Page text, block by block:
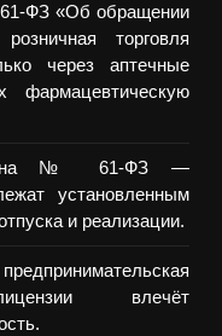
ФЗ «Об обращении
торговля
через аптечные
№ 61-ФЗ —
установленным
и реализации.
влечёт